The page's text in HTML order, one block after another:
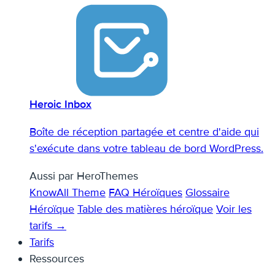
Heroic Inbox
Boîte de réception partagée et centre d'aide qui
s'exécute dans votre tableau de bord WordPress.
Aussi par HeroThemes
KnowAll Theme FAQ Héroïques Glossaire
Héroïque Table des matières héroïque Voir les
tarifs →
Tarifs
Ressources